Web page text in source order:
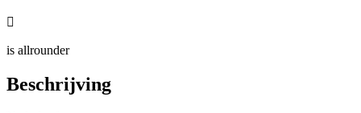

is allrounder
Beschrijving